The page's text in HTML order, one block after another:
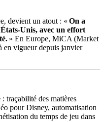
devient un atout : « On a
Unis, avec un effort
» En Europe, MiCA (Market
en vigueur depuis janvier
: traçabilité des matières
pour Disney, automatisation
du temps de jeu dans